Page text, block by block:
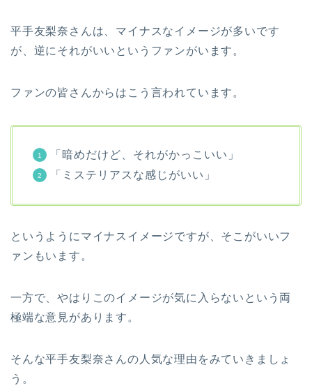
平手友梨奈さんは、マイナスなイメージが多いです
が、逆にそれがいいというファンがいます。
ファンの皆さんからはこう言われています。
「暗めだけど、それがかっこいい」
「ミステリアスな感じがいい」
というようにマイナスイメージですが、そこがいいフ
ァンもいます。
一方で、やはりこのイメージが気に入らないという両
極端な意見があります。
そんな平手友梨奈さんの人気な理由をみていきましょ
う。